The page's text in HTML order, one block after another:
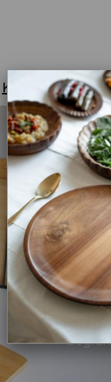
Kesme Tahtası